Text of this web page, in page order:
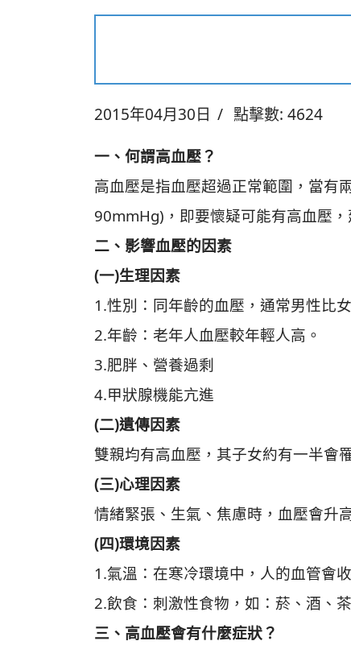
2015年04月30日 點擊數: 4624
一、何謂高血壓？
高血壓是指血壓超過正常範圍，當有
90mmHg)，即要懷疑可能有高血壓
二、影響血壓的因素
(一)生理因素
1.性別：同年齡的血壓，通常男性比
2.年齡：老年人血壓較年輕人高。
3.肥胖、營養過剩
4.甲狀腺機能亢進
(二)遺傳因素
雙親均有高血壓，其子女約有一半會
(三)心理因素
情緒緊張、生氣、焦慮時，血壓會升
(四)環境因素
1.氣溫：在寒冷環境中，人的血管會
2.飲食：刺激性食物，如：菸、酒、
三、高血壓會有什麼症狀？